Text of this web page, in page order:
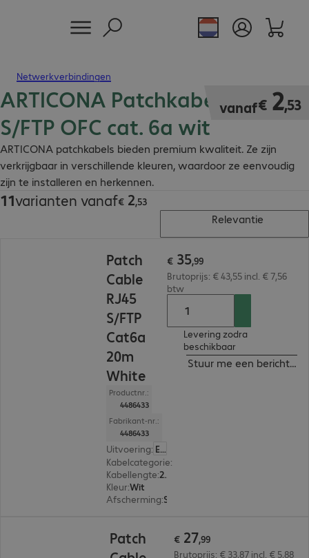
Netwerkverbindingen
ARTICONA Patchkabel RJ45
S/FTP OFC cat. 6a wit
ARTICONA patchkabels bieden premium kwaliteit. Ze zijn
verkrijgbaar in verschillende kleuren, waardoor ze eenvoudig
zijn te installeren en herkennen.
vanaf€ 2,53
€ 2,53
11varianten vanaf€ 2,53
€ 2,53
Relevantie
Patch
Cable
RJ45
S/FTP
Cat6a
20m
White
Productnr.:
4486433
Fabrikant-nr.:
4486433
Uitvoering: Europa
Kabelcategorie:
Kabellengte: 20 m
Kleur:Wit
Afscherming:
€ 35,99
Brutoprijs: € 43,55 incl. € 7,56
btw
Levering zodra
beschikbaar
Stuur me een bericht
Patch
€ 27,99
Brutoprijs: € 33,87 incl. € 5,88